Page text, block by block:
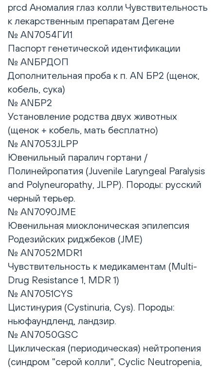
prcd Аномалия глаз колли Чувствительность
к лекарственным препаратам Дегене
№ AN7054ГИ1
Паспорт генетической идентификации
№ ANБРДОП
Дополнительная проба к п. AN БР2 (щенок,
кобель, сука)
№ ANБР2
Установление родства двух животных
(щенок + кобель, мать бесплатно)
№ AN7053JLPP
Ювенильный паралич гортани /
Полинейропатия (Juvenile Laryngeal Paralysis
and Polyneuropathy, JLPP). Породы: русский
черный терьер.
№ AN7090JME
Ювенильная миоклоническая эпилепсия
Родезийских риджбеков (JME)
№ AN7052MDR1
Чувствительность к медикаментам (Multi-
Drug Resistance 1, MDR 1)
№ AN7051CYS
Цистинурия (Cystinuria, Cys). Породы:
ньюфаундленд, ландзир.
№ AN7050GSC
Циклическая (периодическая) нейтропения
(синдром "серой колли", Cyclic Neutropenia,